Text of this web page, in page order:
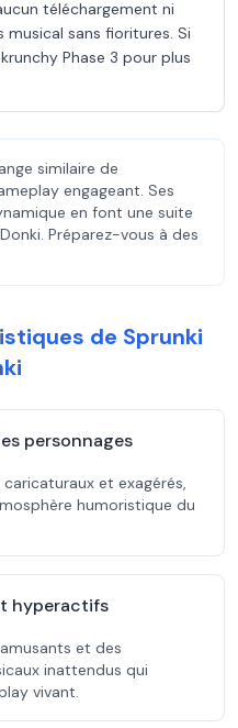
téléchargement ni
sans fioritures. Si
Phase 3 pour plus
similaire de
engageant. Ses
en font une suite
Préparez-vous à des
de Sprunki
personnages
et exagérés,
humoristique du
hyperactifs
et des
inattendus qui
vivant.